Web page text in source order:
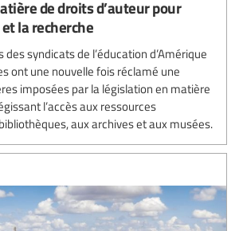
de droits d’auteur pour
la recherche
des syndicats de l’éducation d’Amérique
ont une nouvelle fois réclamé une
imposées par la législation en matière
l’accès aux ressources
aux archives et aux musées.